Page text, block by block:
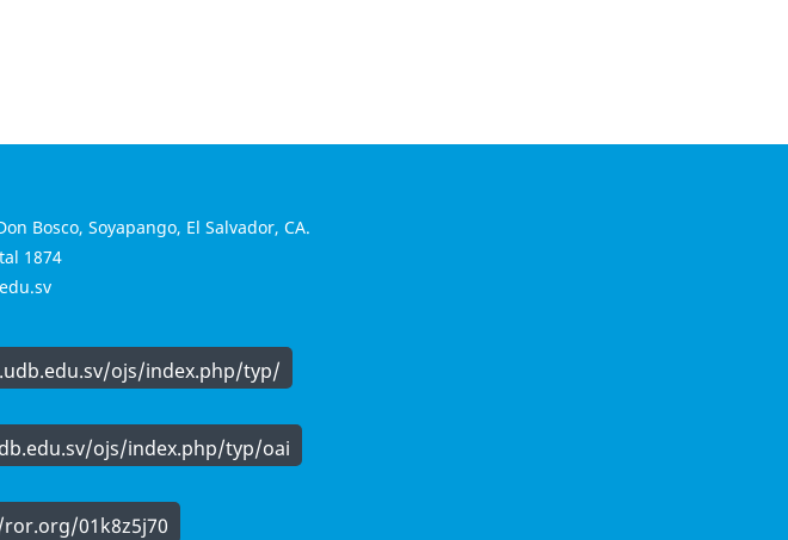
Bosco, Soyapango, El Salvador, CA.
1874
ojs/index.php/typ/
ojs/index.php/typ/oai
01k8z5j70